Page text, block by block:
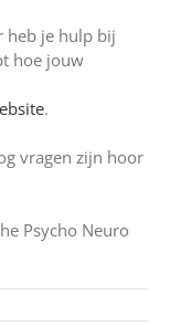
heb je hulp bij
hoe jouw
.
vragen zijn hoor
Psycho Neuro